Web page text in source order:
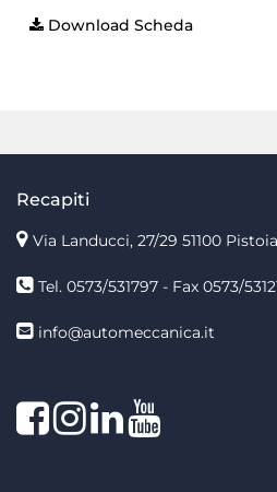
Download Scheda
Recapiti
Via Landucci, 27/29 51100
Tel. 0573/531797 - Fax 0573/
info@automeccanica.it
FacebookInstagram
linkedin